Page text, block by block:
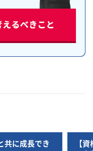
共に成長でき
【